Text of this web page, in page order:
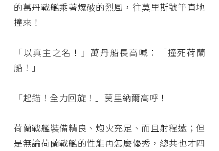
的萬丹戰艦乘著爆破的烈風，往莫里斯號筆直地
撞來！
「以真主之名！」萬丹船長高喊：「撞死荷蘭
船！」
「起錨！全力回旋！」莫里納爾高呼！
荷蘭戰艦裝備精良、炮火充足、而且射程遠；但
是無論荷蘭戰艦的性能再怎麼優秀，總共也才四